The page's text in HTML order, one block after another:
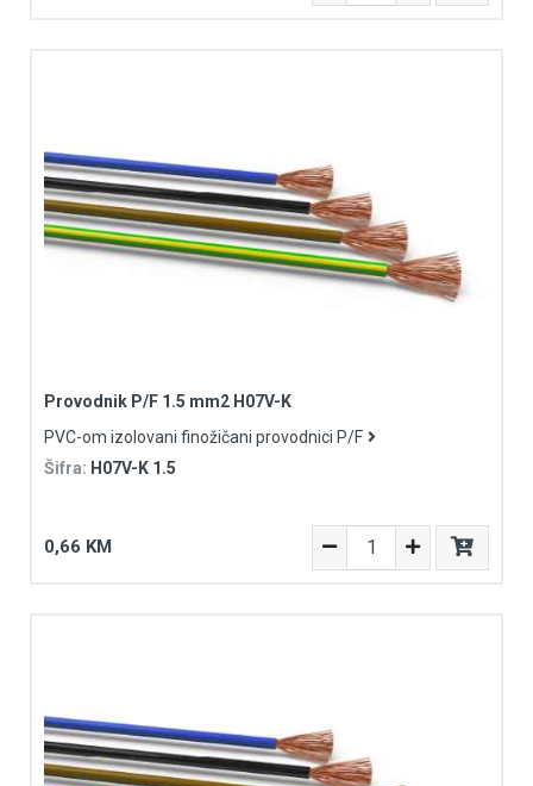
Provodnik P/F 1.5 mm2 H07V-K
PVC-om izolovani finožičani provodnici P/F
Šifra: H07V-K 1.5
0,66 KM